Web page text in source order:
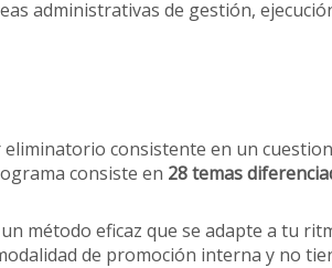
administrativas de gestión,
eliminatorio consistente en un
consiste en 28 temas
método eficaz que se adapte a tu
de promoción interna y no